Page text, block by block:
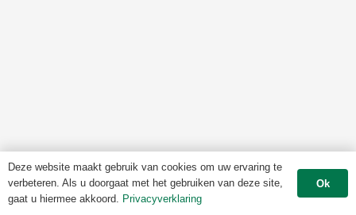
Deze website maakt gebruik van cookies om uw ervaring te
verbeteren. Als u doorgaat met het gebruiken van deze site,
gaat u hiermee akkoord. Privacyverklaring
Ok